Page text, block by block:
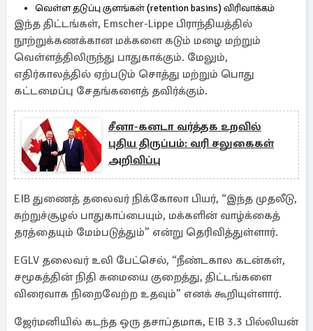
வெள்ள தடுப்பு குளங்கள் (retention basins) விரிவாக்கம்
இந்த திட்டங்கள், Emscher-Lippe பிராந்தியத்தில்
நூற்றுக்கணக்கான மக்களை கடும் மழை மற்றும்
வெள்ளத்திலிருந்து பாதுகாக்கும். மேலும்,
எதிர்காலத்தில் ஏற்படும் சொத்து மற்றும் பொது
கட்டமைப்பு சேதங்களைத் தவிர்க்கும்.
சீனா-கனடா வர்த்தக உறவில்
புதிய திருப்பம்: வரி சலுகைகள்
அறிவிப்பு
EIB துணைத் தலைவர் நிக்கோலா பியர், “இந்த முதலீடு,
சுற்றுச்சூழல் பாதுகாப்பையும், மக்களின் வாழ்க்கைத்
தரத்தையும் மேம்படுத்தும்” என்று தெரிவித்துள்ளார்.
EGLV தலைவர் உலி பேட்செல், “நீண்டகால கடன்கள்,
சமூகத்தின் நிதி சுமையை குறைத்து, திட்டங்களை
விரைவாக நிறைவேற்ற உதவும்” எனக் கூறியுள்ளார்.
ஜேர்மனியில் கடந்த ஒரு தசாப்தமாக, EIB 3.3 பில்லியன்